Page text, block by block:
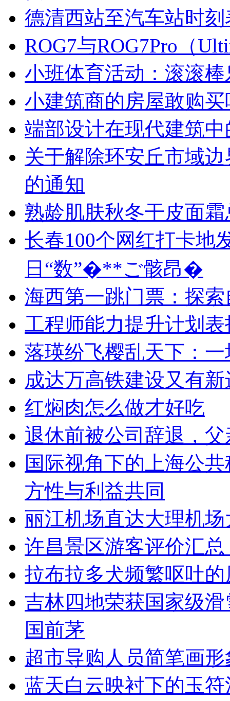
德清西站至汽车站时
ROG7与ROG7Pro（
小班体育活动：滚滚
小建筑商的房屋敢购
端部设计在现代建筑
关于解除环安丘市域
的通知
熟龄肌肤秋冬干皮面
长春100个网红打卡地
日“数”�**ご骸昂�
海西第一跳门票：探
工程师能力提升计划表
落瑛纷飞樱乱天下：
成达万高铁建设又有
红焖肉怎么做才好吃
退休前被公司辞退，
国际视角下的上海公
方性与利益共同
丽江机场直达大理机
许昌景区游客评价汇
拉布拉多犬频繁呕吐
吉林四地荣获国家级
国前茅
超市导购人员简笔画
蓝天白云映衬下的玉